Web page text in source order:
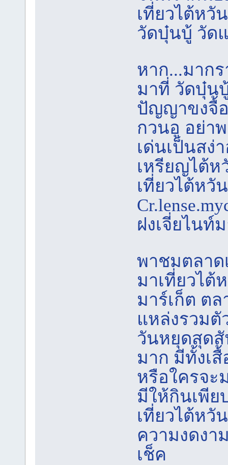
เที่ยวไต้หวั
วัดบุ๋นบู้ วัด
หาก...มาก
มาที่ วัดบุ๋น
ปัญญาขงจื้อ
กวนอู อย่า
เด่นเป็นสง่
เหรียญไต้ห
เที่ยวไต้หวัน
ฝงเจี่ยไนท์
พาชมตลาด
มาเที่ยวไต้
มาร์เก็ต ต
แหล่งรวมตั
วันหยุดสุดสั
มาก มีทั้งเสื้
หรือใครจะ
มีให้กินเพีย
เที่ยวไต้หวั
ความงดงา
เช็ค